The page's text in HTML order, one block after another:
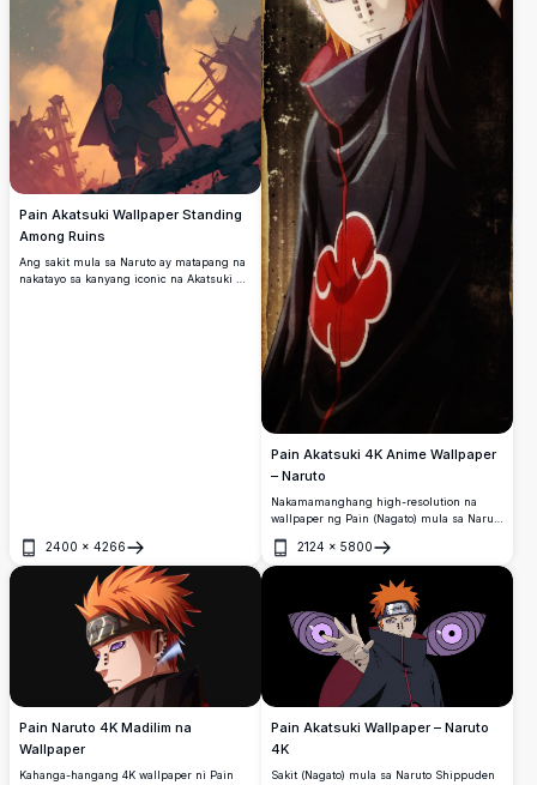
Pain Akatsuki Wallpaper Standing
Among Ruins
Ang sakit mula sa Naruto ay matapang na
nakatayo sa kanyang iconic na Akatsuki na
2400 × 4266
Buksan
Pain Akatsuki 4K Anime Wallpaper
– Naruto
Nakamamanghang high-resolution na
wallpaper ng Pain (Nagato) mula sa Naruto
cloak na may Rinnegan na mga mata at
butas.
2124 × 5800
Buksan
Pain Naruto 4K Madilim na
Wallpaper
Kahanga-hangang 4K wallpaper ni Pain
Pain Akatsuki Wallpaper – Naruto
4K
Sakit (Nagato) mula sa Naruto Shippuden